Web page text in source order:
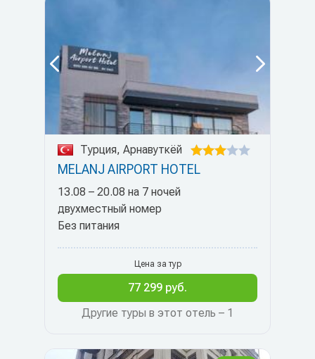
Турция, Арнавуткёй
MELANJ AIRPORT HOTEL
13.08 – 20.08 на 7 ночей
двухместный номер
Без питания
Другие туры в этот отель – 1
Цена за тур
77 299 руб.